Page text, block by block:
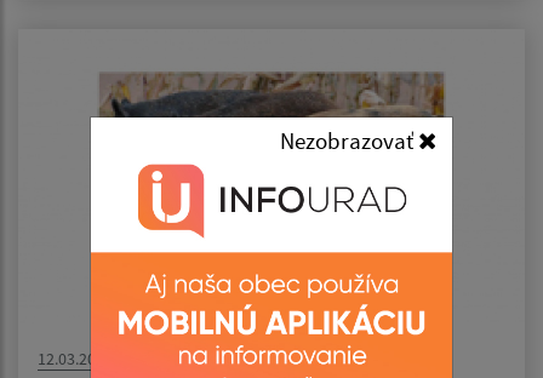
Nezobrazovať
12.03.2026